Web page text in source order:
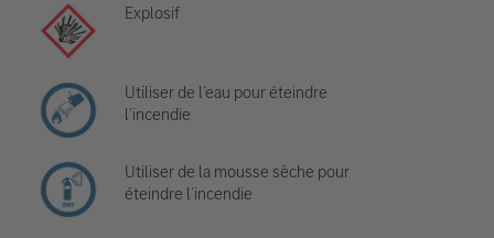
Explosif
Utiliser de l’eau pour éteindre
l’incendie
Utiliser de la mousse sèche pour
éteindre l’incendie